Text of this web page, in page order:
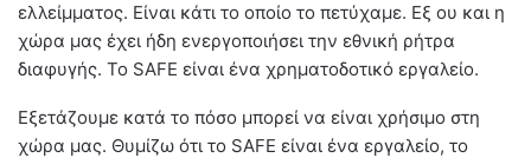
ελλείμματος. Είναι κάτι το οποίο το πετύχαμε. Εξ ου και η
χώρα μας έχει ήδη ενεργοποιήσει την εθνική ρήτρα
διαφυγής. Το SAFE είναι ένα χρηματοδοτικό εργαλείο.
Εξετάζουμε κατά το πόσο μπορεί να είναι χρήσιμο στη
χώρα μας. Θυμίζω ότι το SAFE είναι ένα εργαλείο, το